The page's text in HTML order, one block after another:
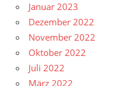
Januar 2023
Dezember 2022
November 2022
Oktober 2022
Juli 2022
März 2022